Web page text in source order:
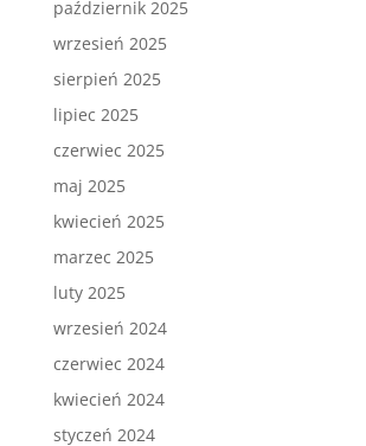
październik 2025
wrzesień 2025
sierpień 2025
lipiec 2025
czerwiec 2025
maj 2025
kwiecień 2025
marzec 2025
luty 2025
wrzesień 2024
czerwiec 2024
kwiecień 2024
styczeń 2024